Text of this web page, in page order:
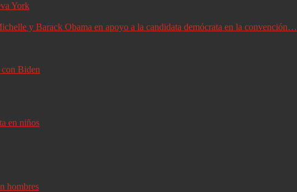
York
y Barack Obama en apoyo a la candidata demócrata en la convención…
Biden
en niños
hombres